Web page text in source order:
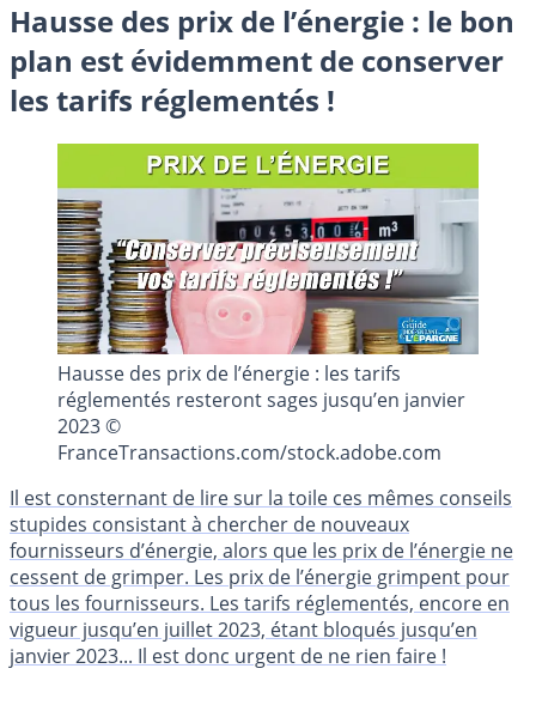
Hausse des prix de l’énergie : le bon
plan est évidemment de conserver
les tarifs réglementés !
Hausse des prix de l’énergie : les tarifs
réglementés resteront sages jusqu’en janvier
2023 ©
FranceTransactions.com/stock.adobe.com
Il est consternant de lire sur la toile ces mêmes conseils
stupides consistant à chercher de nouveaux
fournisseurs d’énergie, alors que les prix de l’énergie ne
cessent de grimper. Les prix de l’énergie grimpent pour
tous les fournisseurs. Les tarifs réglementés, encore en
vigueur jusqu’en juillet 2023, étant bloqués jusqu’en
janvier 2023... Il est donc urgent de ne rien faire !